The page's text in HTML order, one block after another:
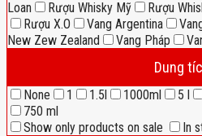
Loan Rượu Whisky Mỹ Rượu
Rượu X.O
Vang Argentina
New Zew Zealand
Vang Pháp
Dung
None 1 1.5l 1000ml 5 l
750 ml
Show only products on sale
In